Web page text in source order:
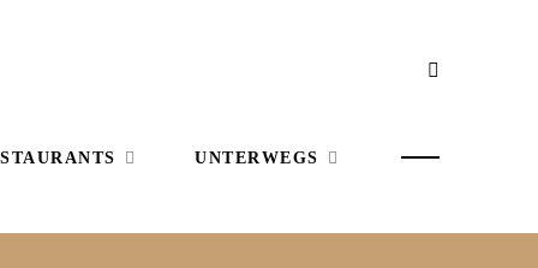
UNTERWEGS